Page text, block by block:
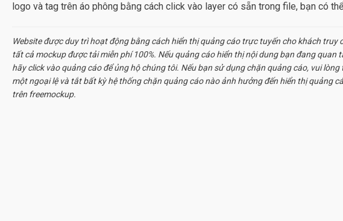
logo và tag trên áo phông bằng cách click vào layer có sẵn trong file, bạn có
Website được duy trì hoạt động bằng cách hiển thị quảng cáo trực tuyến cho khách truy
tất cả mockupđược tải miễn phí 100%. Nếu quảng cáo hiển thị nội dung bạn đang quan
hãy click vào quảng cáo để ủng hộ chúng tôi. Nếu bạn sử dụng chặn quảng cáo, vui lòng
một ngoại lệ và tắt bất kỳ hệ thống chặn quảng cáo nào ảnh hưởng đến hiển thị quảng
trên freemockup.